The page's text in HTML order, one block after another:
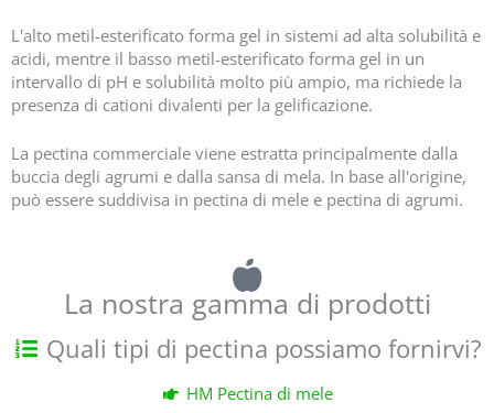
L'alto metil-esterificato forma gel in sistemi ad alta solubilità e
acidi, mentre il basso metil-esterificato forma gel in un
intervallo di pH e solubilità molto più ampio, ma richiede la
presenza di cationi divalenti per la gelificazione.
La pectina commerciale viene estratta principalmente dalla
buccia degli agrumi e dalla sansa di mela. In base all'origine,
può essere suddivisa in pectina di mele e pectina di agrumi.
La nostra gamma di prodotti
Quali tipi di pectina possiamo fornirvi?
HM Pectina di mele